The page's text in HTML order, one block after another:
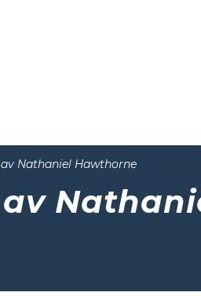
av Nathaniel Hawthorne
av